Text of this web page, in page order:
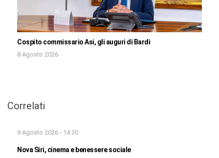
Cospito commissario Asi, gli auguri di Bardi
8 Agosto 2026
Correlati
9 Agosto 2026 - 14:30
Nova Siri, cinema e benessere sociale